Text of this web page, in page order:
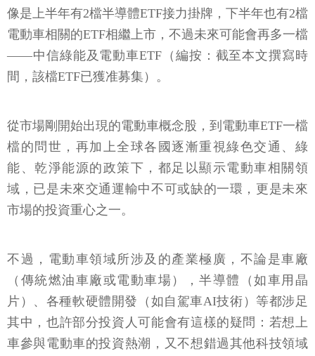
像是上半年有2檔半導體ETF接力掛牌，下半年也有2檔
電動車相關的ETF相繼上市，不過未來可能會再多一檔
——中信綠能及電動車ETF（編按：截至本文撰寫時
間，該檔ETF已獲准募集）。
從市場剛開始出現的電動車概念股，到電動車ETF一檔
檔的問世，再加上全球各國逐漸重視綠色交通、綠
能、乾淨能源的政策下，都足以顯示電動車相關領
域，已是未來交通運輸中不可或缺的一環，更是未來
市場的投資重心之一。
不過，電動車領域所涉及的產業極廣，不論是車廠
（傳統燃油車廠或電動車場），半導體（如車用晶
片）、各種軟硬體開發（如自駕車AI技術）等都涉足
其中，也許部分投資人可能會有這樣的疑問：若想上
車參與電動車的投資熱潮，又不想錯過其他科技領域